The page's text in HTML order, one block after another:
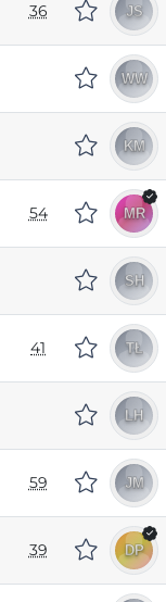
36
54
41
59
39